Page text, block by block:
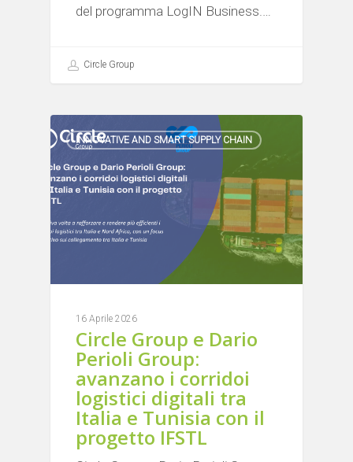
del programma LogIN Business.…
Circle Group
INNOVATIVE AND SMART SUPPLY CHAIN
16 Aprile 2026
Circle Group e Dario
Perioli Group:
avanzano i corridoi
logistici digitali tra
Italia e Tunisia con il
progetto IFSTL